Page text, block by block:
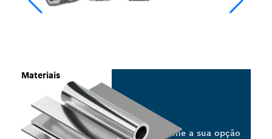
Materiais
Selecione a sua opção